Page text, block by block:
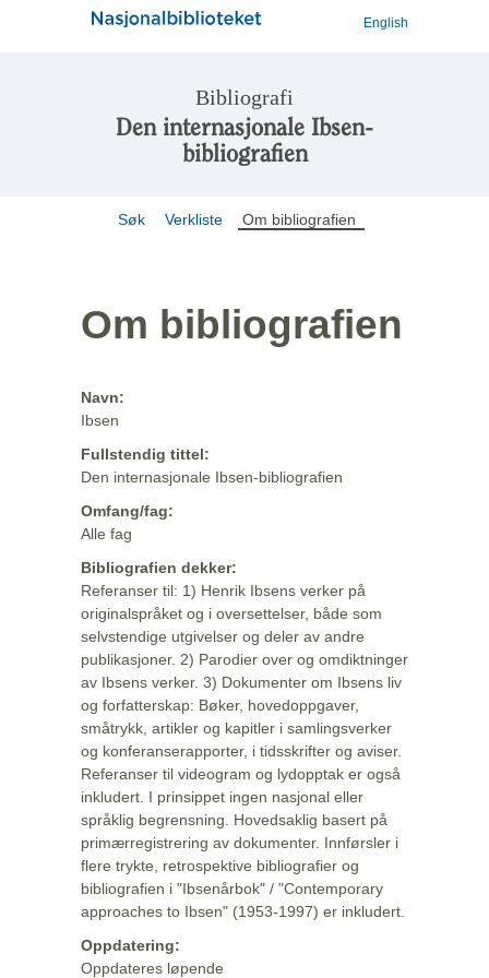
English
Bibliografi
Den internasjonale Ibsen-
bibliografien
Søk Verkliste Om bibliografien
Om bibliografien
Navn:
Ibsen
Fullstendig tittel:
Den internasjonale Ibsen-bibliografien
Omfang/fag:
Alle fag
Bibliografien dekker:
Referanser til: 1) Henrik Ibsens verker på
originalspråket og i oversettelser, både som
selvstendige utgivelser og deler av andre
publikasjoner. 2) Parodier over og omdiktninger
av Ibsens verker. 3) Dokumenter om Ibsens liv
og forfatterskap: Bøker, hovedoppgaver,
småtrykk, artikler og kapitler i samlingsverker
og konferanserapporter, i tidsskrifter og aviser.
Referanser til videogram og lydopptak er også
inkludert. I prinsippet ingen nasjonal eller
språklig begrensning. Hovedsaklig basert på
primærregistrering av dokumenter. Innførsler i
flere trykte, retrospektive bibliografier og
bibliografien i "Ibsenårbok" / "Contemporary
approaches to Ibsen" (1953-1997) er inkludert.
Oppdatering:
Oppdateres løpende